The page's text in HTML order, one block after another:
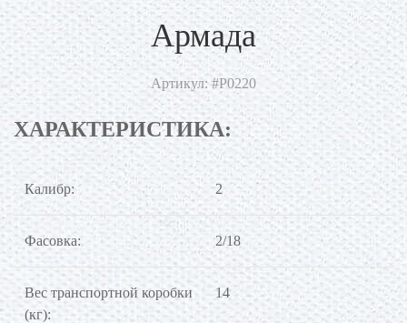
Армада
Артикул: #Р0220
ХАРАКТЕРИСТИКА:
Калибр: 2
Фасовка: 2/18
Вес транспортной коробки
(кг):
14